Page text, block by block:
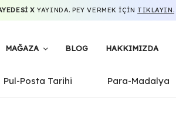
X YAYINDA. PEY VERMEK IÇIN TIKLAYIN.
MAĞAZA BLOG HAKKIMIZDA
Pul-Posta Tarihi Para-Madalya